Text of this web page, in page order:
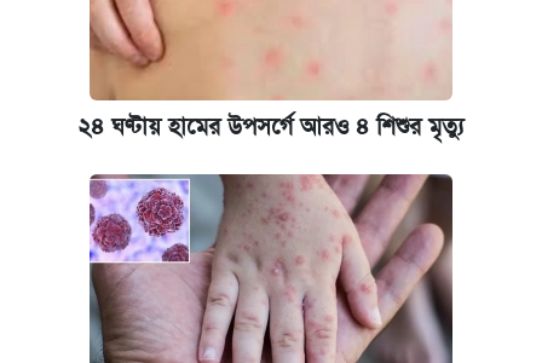
২৪ ঘণ্টায় হামের উপসর্গে আরও ৪ শিশুর মৃত্যু